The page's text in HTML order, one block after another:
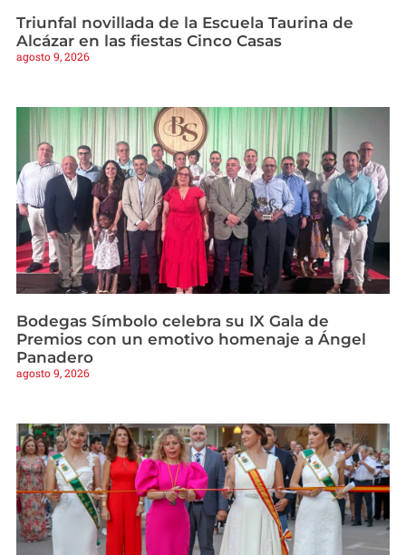
Triunfal novillada de la Escuela Taurina de
Alcázar en las fiestas Cinco Casas
agosto 9, 2026
Bodegas Símbolo celebra su IX Gala de
Premios con un emotivo homenaje a Ángel
Panadero
agosto 9, 2026